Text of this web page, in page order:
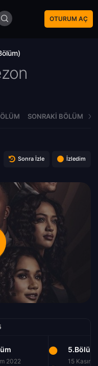
OTURUM AÇ
SONRAKI BÖLÜM
Sonra İzle İzledim
2022
5.Bölüm
15 Kasım